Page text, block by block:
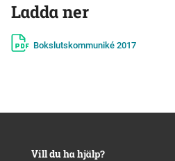
Ladda ner
Bokslutskommuniké 2017
Vill du ha hjälp?